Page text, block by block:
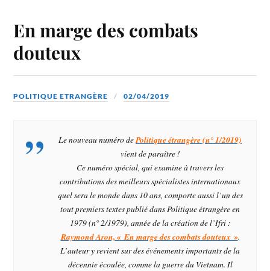
En marge des combats
douteux
POLITIQUE ETRANGÈRE 02/04/2019
Le nouveau numéro dePolitique étrangère (n° 1/2019)
vient de paraître !
Ce numéro spécial, qui examine à travers les
contributions des meilleurs spécialistes internationaux
quel sera le monde dans 10 ans, comporte aussi l’un des
tout premiers textes publié dansPolitique étrangèreen
1979 (n° 2/1979), année de la création de l’Ifri :
Raymond Aron, « En marge des combats douteux ».
L’auteur y revient sur des événements importants de la
décennie écoulée, comme la guerre du Vietnam. Il